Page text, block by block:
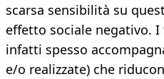
scarsa sensibilità su
effetto sociale negativo.
infatti spesso
e/o realizzate) che